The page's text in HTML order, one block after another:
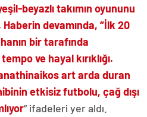
beyazlı takımın oyununu
devamında, “İlk 20
bir tarafında
ve hayal kırıklığı.
art arda duran
etkisiz futbolu, çağ dışı
” ifadeleri yer aldı.